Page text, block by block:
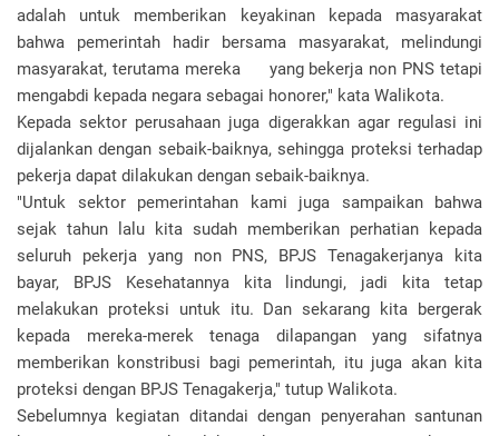
adalah untuk memberikan keyakinan kepada masyarakat
bahwa pemerintah hadir bersama masyarakat, melindungi
masyarakat, terutama mereka
yang bekerja non PNS tetapi
mengabdi kepada negara sebagai honorer," kata Walikota.
Kepada sektor perusahaan juga digerakkan agar regulasi ini
dijalankan dengan sebaik-baiknya, sehingga proteksi terhadap
pekerja dapat dilakukan dengan sebaik-baiknya.
"Untuk sektor pemerintahan kami juga sampaikan bahwa
sejak tahun lalu kita sudah memberikan perhatian kepada
seluruh pekerja yang non PNS, BPJS Tenagakerjanya kita
bayar, BPJS Kesehatannya kita lindungi, jadi kita tetap
melakukan proteksi untuk itu. Dan sekarang kita bergerak
kepada mereka-merek tenaga dilapangan yang sifatnya
memberikan konstribusi bagi pemerintah, itu juga akan kita
proteksi dengan BPJS Tenagakerja," tutup Walikota.
Sebelumnya kegiatan ditandai dengan penyerahan santunan